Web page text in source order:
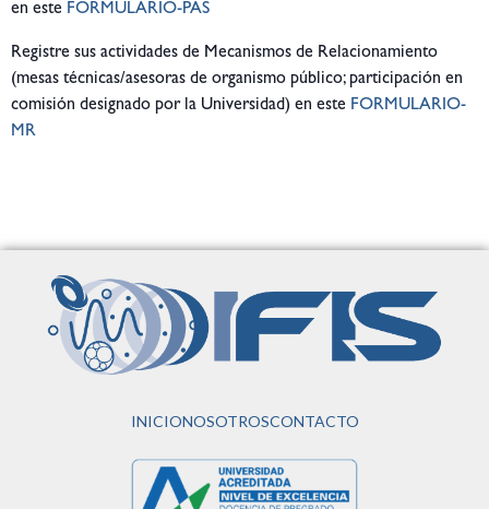
en este FORMULARIO-PAS
Registre sus actividades de Mecanismos de Relacionamiento
(mesas técnicas/asesoras de organismo público; participación en
comisión designado por la Universidad) en este FORMULARIO-
MR
INICIONOSOTROSCONTACTO